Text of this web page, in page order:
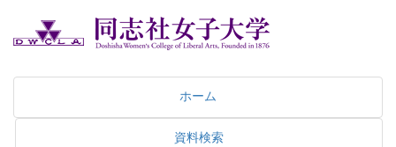
ホーム
資料検索